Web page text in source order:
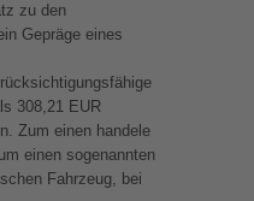
zu den
Gepräge eines
308,21 EUR
Zum einen handele
einen sogenannten
Fahrzeug, bei